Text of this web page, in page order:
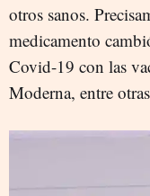
otros sanos.
medicamento
Covid-19 con las
Moderna, entre